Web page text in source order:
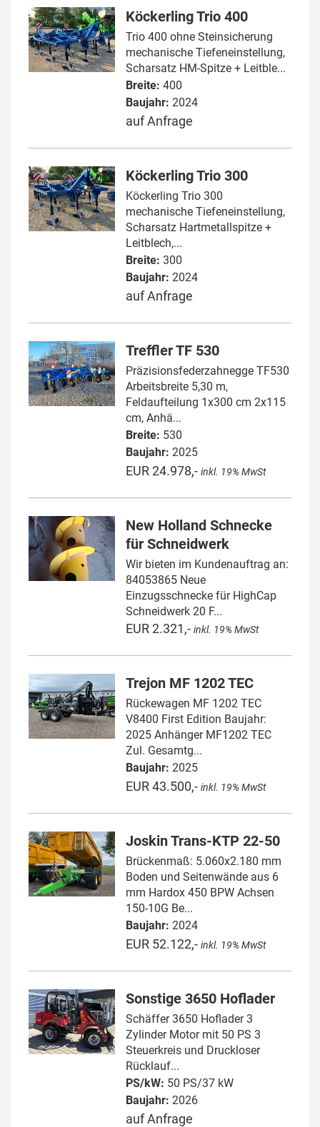
Köckerling Trio 400
Trio 400 ohne Steinsicherung
mechanische Tiefeneinstellung,
Scharsatz HM-Spitze + Leitble...
Breite: 400
Baujahr: 2024
auf Anfrage
Köckerling Trio 300
Köckerling Trio 300
mechanische Tiefeneinstellung,
Scharsatz Hartmetallspitze +
Leitblech,...
Breite: 300
Baujahr: 2024
auf Anfrage
Treffler TF 530
Präzisionsfederzahnegge TF530
Arbeitsbreite 5,30 m,
Feldaufteilung 1x300 cm 2x115
cm, Anhä...
Breite: 530
Baujahr: 2025
EUR 24.978,- inkl. 19% MwSt
New Holland Schnecke
für Schneidwerk
Wir bieten im Kundenauftrag an:
84053865 Neue
Einzugsschnecke für HighCap
Schneidwerk 20 F...
EUR 2.321,- inkl. 19% MwSt
Trejon MF 1202 TEC
Rückewagen MF 1202 TEC
V8400 First Edition Baujahr:
2025 Anhänger MF1202 TEC
Zul. Gesamtg...
Baujahr: 2025
EUR 43.500,- inkl. 19% MwSt
Joskin Trans-KTP 22-50
Brückenmaß: 5.060x2.180 mm
Boden und Seitenwände aus 6
mm Hardox 450 BPW Achsen
150-10G Be...
Baujahr: 2024
EUR 52.122,- inkl. 19% MwSt
Sonstige 3650 Hoflader
Schäffer 3650 Hoflader 3
Zylinder Motor mit 50 PS 3
Steuerkreis und Druckloser
Rücklauf...
PS/kW: 50 PS/37 kW
Baujahr: 2026
auf Anfrage